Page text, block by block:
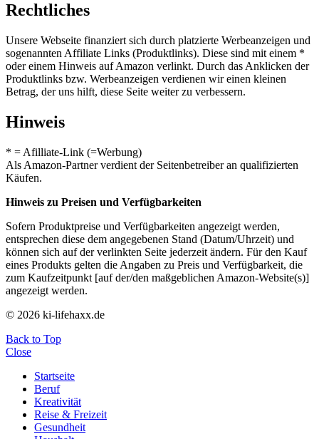
Rechtliches
Unsere Webseite finanziert sich durch platzierte Werbeanzeigen und
sogenannten Affiliate Links (Produktlinks). Diese sind mit einem *
oder einem Hinweis auf Amazon verlinkt. Durch das Anklicken der
Produktlinks bzw. Werbeanzeigen verdienen wir einen kleinen
Betrag, der uns hilft, diese Seite weiter zu verbessern.
Hinweis
* = Afilliate-Link (=Werbung)
Als Amazon-Partner verdient der Seitenbetreiber an qualifizierten
Käufen.
Hinweis zu Preisen und Verfügbarkeiten
Sofern Produktpreise und Verfügbarkeiten angezeigt werden,
entsprechen diese dem angegebenen Stand (Datum/Uhrzeit) und
können sich auf der verlinkten Seite jederzeit ändern. Für den Kauf
eines Produkts gelten die Angaben zu Preis und Verfügbarkeit, die
zum Kaufzeitpunkt [auf der/den maßgeblichen Amazon-Website(s)]
angezeigt werden.
© 2026 ki-lifehaxx.de
Back to Top
Close
Startseite
Beruf
Kreativität
Reise & Freizeit
Gesundheit